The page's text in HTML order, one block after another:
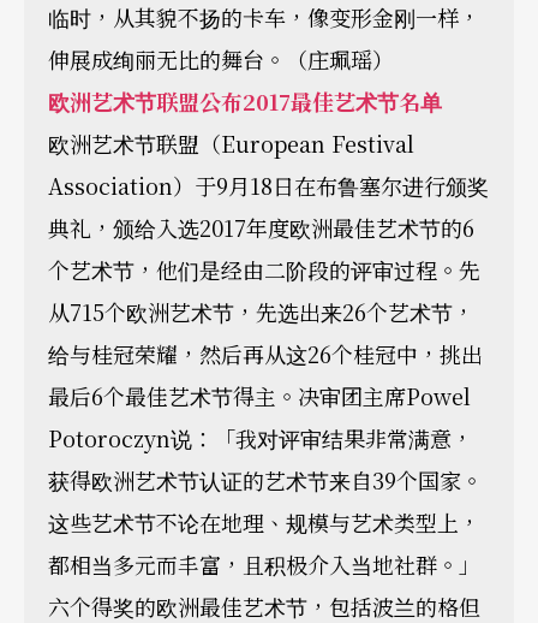
临时，从其貌不扬的卡车，像变形金刚一样，
伸展成绚丽无比的舞台。（庄珮瑶）
欧洲艺术节联盟公布2017最佳艺术节名单
欧洲艺术节联盟（European Festival
Association）于9月18日在布鲁塞尔进行颁奖
典礼，颁给入选2017年度欧洲最佳艺术节的6
个艺术节，他们是经由二阶段的评审过程。先
从715个欧洲艺术节，先选出来26个艺术节，
给与桂冠荣耀，然后再从这26个桂冠中，挑出
最后6个最佳艺术节得主。决审团主席Powel
Potoroczyn说：「我对评审结果非常满意，
获得欧洲艺术节认证的艺术节来自39个国家。
这些艺术节不论在地理、规模与艺术类型上，
都相当多元而丰富，且积极介入当地社群。」
六个得奖的欧洲最佳艺术节，包括波兰的格但